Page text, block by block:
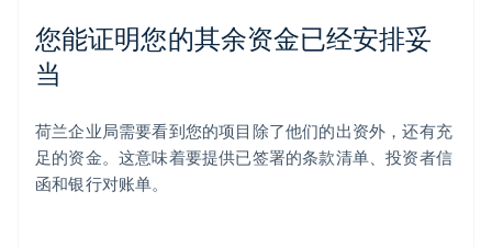
您能证明您的其余资金已经安排妥
当
荷兰企业局需要看到您的项目除了他们的出资外，还有充
足的资金。这意味着要提供已签署的条款清单、投资者信
函和银行对账单。